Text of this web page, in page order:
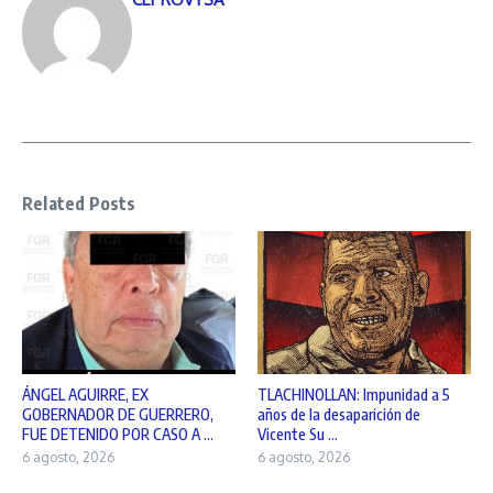
Related Posts
ÁNGEL AGUIRRE, EX
GOBERNADOR DE GUERRERO,
FUE DETENIDO POR CASO A ...
6 agosto, 2026
TLACHINOLLAN: Impunidad a 5
años de la desaparición de
Vicente Su ...
6 agosto, 2026